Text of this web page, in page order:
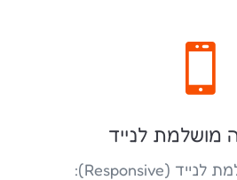

מושלמת לנייד
התאמה מושלמת לנייד (Responsive):